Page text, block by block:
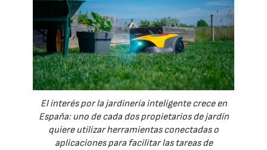
El interés por la jardinería inteligente crece en
España: uno de cada dos propietarios de jardín
quiere utilizar herramientas conectadas o
aplicaciones para facilitar las tareas de